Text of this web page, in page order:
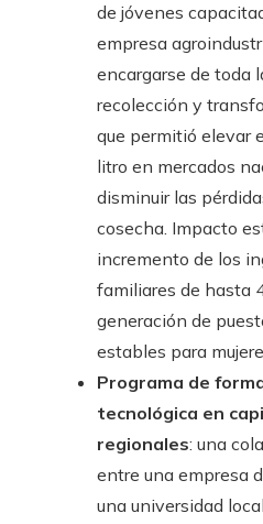
de jóvenes
empresa
encargarse de toda
recolección y
que permitió elevar
litro en mercados
disminuir las
cosecha. Impacto
incremento de los
familiares de hasta
generación de
estables para
Programa de
tecnológica en
regionales: una
entre una empresa
una universidad